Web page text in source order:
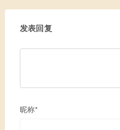
发表回复
昵称*